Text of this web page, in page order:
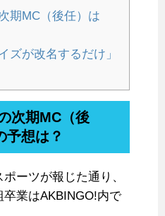
期MC（後任）は
ズが改名するだけ」
次期MC（後
予想は？
ーツが報じた通り、
業はAKBINGO!内で